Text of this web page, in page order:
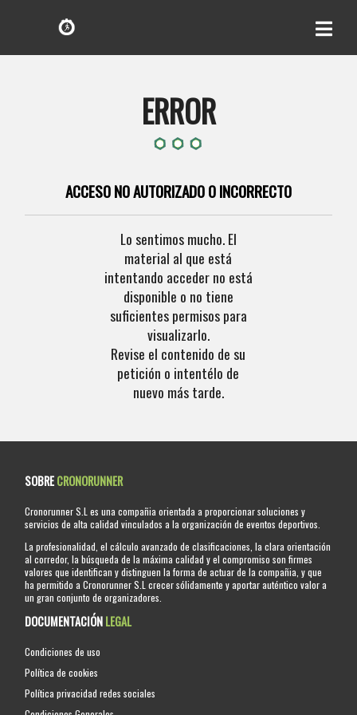
ERROR
ACCESO NO AUTORIZADO O INCORRECTO
Lo sentimos mucho. El
material al que está
intentando acceder no está
disponible o no tiene
suficientes permisos para
visualizarlo.
Revise el contenido de su
petición o intentélo de
nuevo más tarde.
SOBRECRONORUNNER
Cronorunner S.L es una compañia orientada a proporcionar soluciones y
servicios de alta calidad vinculados a la organización de eventos deportivos.
La profesionalidad, el cálculo avanzado de clasificaciones, la clara orientación
al corredor, la búsqueda de la máxima calidad y el compromiso son firmes
valores que identifican y distinguen la forma de actuar de la compañia, y que
ha permitido a Cronorunner S.L crecer sólidamente y aportar auténtico valor a
un gran conjunto de organizadores.
DOCUMENTACIÓNLEGAL
Condiciones de uso
Política de cookies
Política privacidad redes sociales